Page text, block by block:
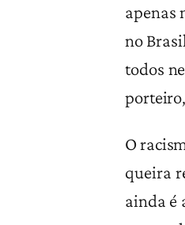
apenas
no
todos
O
queira
ainda é